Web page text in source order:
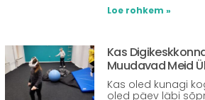
Loe rohkem »
Kas
Muudavad Meid
Kas oled kunagi
oled päev läbi